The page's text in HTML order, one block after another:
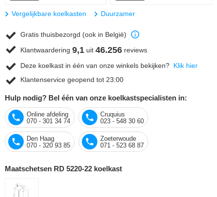
Vergelijkbare koelkasten Duurzamer
Gratis thuisbezorgd (ook in België)
Klantwaardering 9,1 uit 46.256 reviews
Deze koelkast in één van onze winkels bekijken? Klik hier
Klantenservice geopend tot 23:00
Hulp nodig? Bel één van onze koelkastspecialisten in:
Online afdeling
070 - 301 34 74
Cruquius
023 - 548 30 60
Den Haag
070 - 320 93 85
Zoeterwoude
071 - 523 68 87
Maatschetsen RD 5220-22 koelkast